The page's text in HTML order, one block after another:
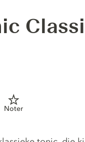
Noter